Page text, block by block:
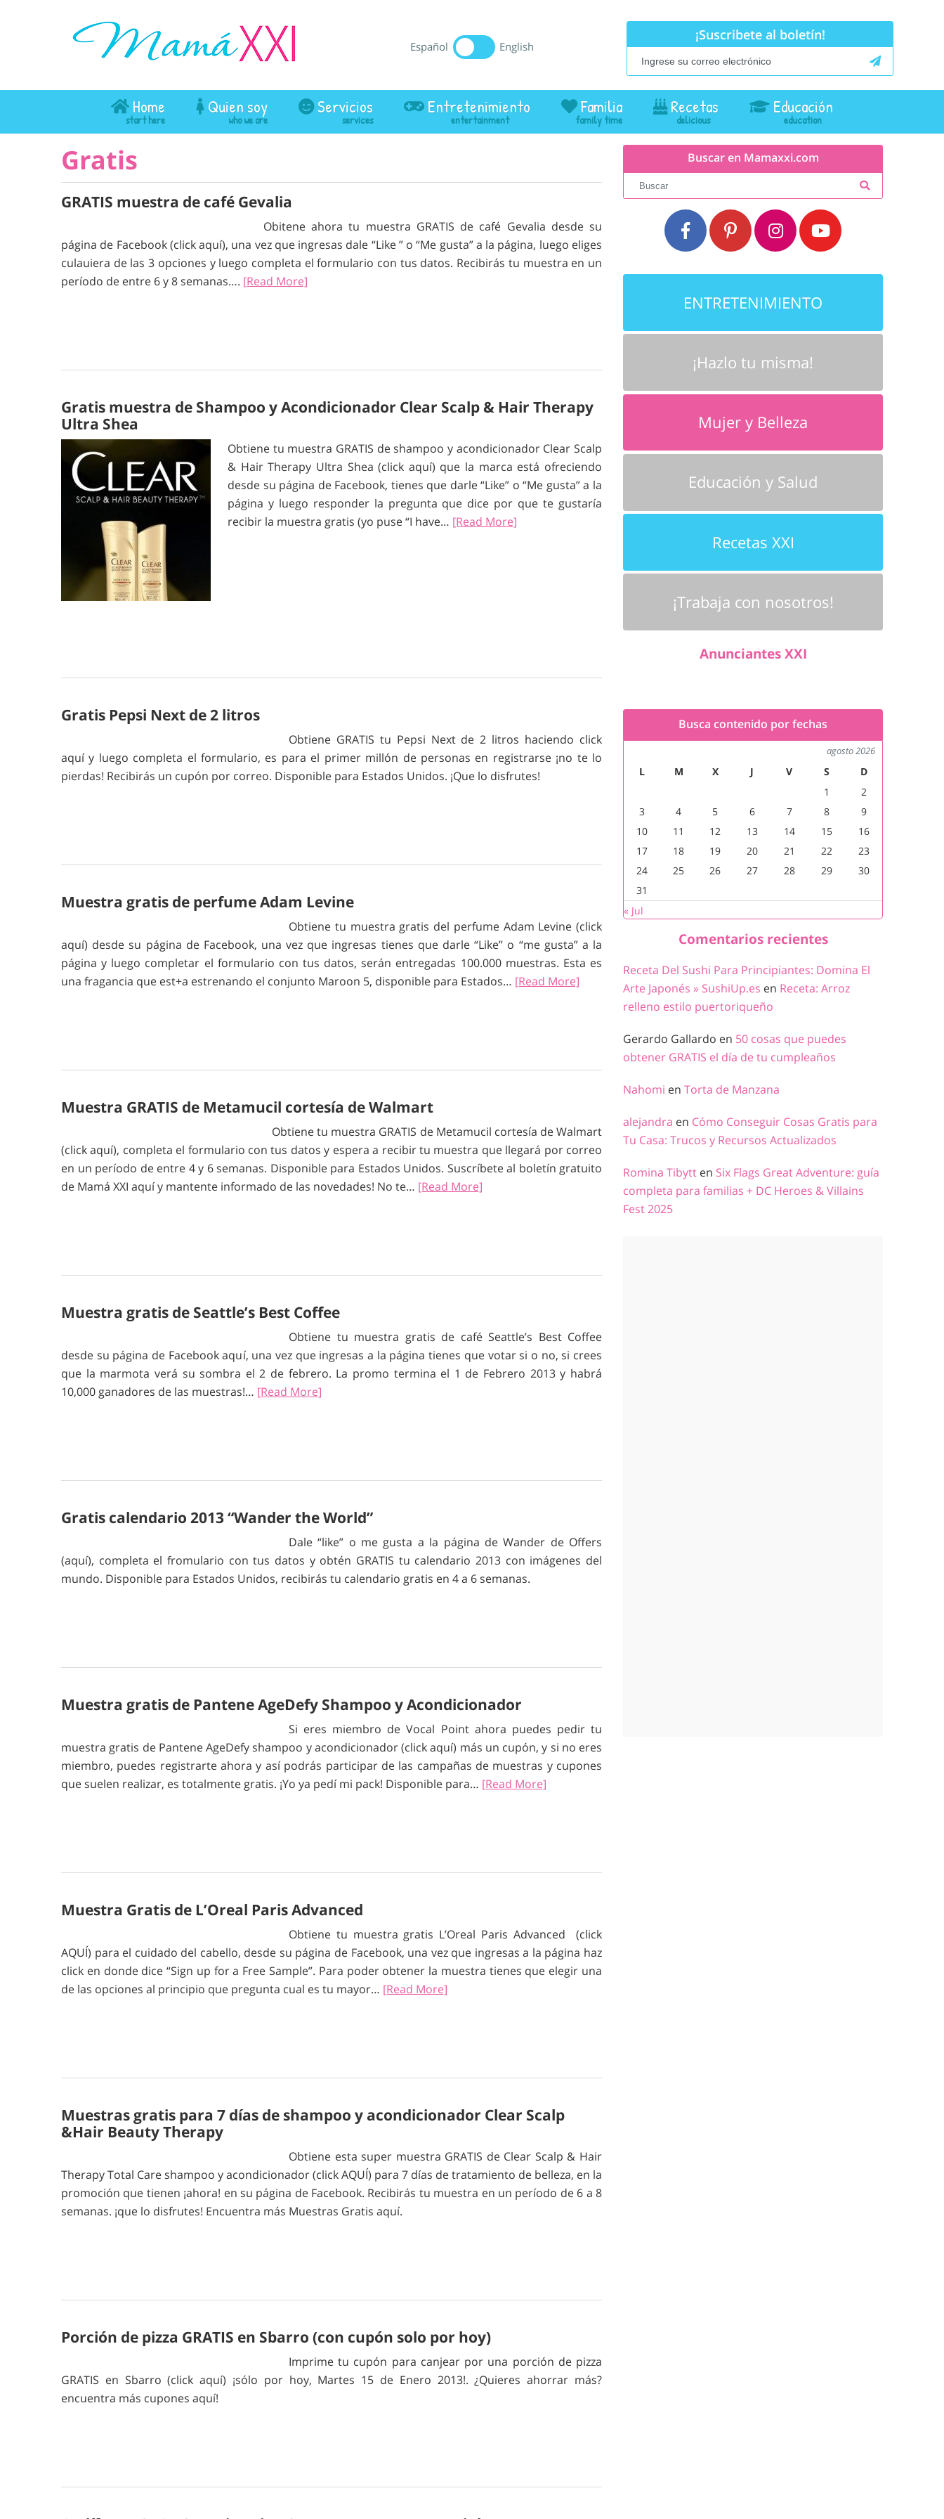
Español English
¡Suscribete al boletín!
Home Quien soy Servicios Entretenimiento Familia Recetas Educación
Gratis
GRATIS muestra de café Gevalia
Obitene ahora tu muestra GRATIS de café Gevalia desde su
página de Facebook (click aquí), una vez que ingresas dale “Like ” o “Me gusta” a la página, luego eliges
culauiera de las 3 opciones y luego completa el formulario con tus datos. Recibirás tu muestra en un
período de entre 6 y 8 semanas…. [Read More]
Gratis muestra de Shampoo y Acondicionador Clear Scalp & Hair Therapy
Ultra Shea
Obtiene tu muestra GRATIS de shampoo y acondicionador Clear Scalp
& Hair Therapy Ultra Shea (click aquí) que la marca está ofreciendo
desde su página de Facebook, tienes que darle “Like” o “Me gusta” a la
página y luego responder la pregunta que dice por que te gustaría
recibir la muestra gratis (yo puse “I have… [Read More]
Gratis Pepsi Next de 2 litros
Obtiene GRATIS tu Pepsi Next de 2 litros haciendo click
aquí y luego completa el formulario, es para el primer millón de personas en registrarse ¡no te lo
pierdas! Recibirás un cupón por correo. Disponible para Estados Unidos. ¡Que lo disfrutes!
Muestra gratis de perfume Adam Levine
Obtiene tu muestra gratis del perfume Adam Levine (click
aquí) desde su página de Facebook, una vez que ingresas tienes que darle “Like” o “me gusta” a la
página y luego completar el formulario con tus datos, serán entregadas 100.000 muestras. Esta es
una fragancia que est+a estrenando el conjunto Maroon 5, disponible para Estados… [Read More]
Muestra GRATIS de Metamucil cortesía de Walmart
Obtiene tu muestra GRATIS de Metamucil cortesía de Walmart
(click aquí), completa el formulario con tus datos y espera a recibir tu muestra que llegará por correo
en un período de entre 4 y 6 semanas. Disponible para Estados Unidos. Suscríbete al boletín gratuito
de Mamá XXI aquí y mantente informado de las novedades! No te… [Read More]
Muestra gratis de Seattle’s Best Coffee
Obtiene tu muestra gratis de café Seattle’s Best Coffee
desde su página de Facebook aquí, una vez que ingresas a la página tienes que votar si o no, si crees
que la marmota verá su sombra el 2 de febrero. La promo termina el 1 de Febrero 2013 y habrá
10,000 ganadores de las muestras!… [Read More]
Gratis calendario 2013 “Wander the World”
Dale “like” o me gusta a la página de Wander de Offers
(aquí), completa el fromulario con tus datos y obtén GRATIS tu calendario 2013 con imágenes del
mundo. Disponible para Estados Unidos, recibirás tu calendario gratis en 4 a 6 semanas.
Muestra gratis de Pantene AgeDefy Shampoo y Acondicionador
Si eres miembro de Vocal Point ahora puedes pedir tu
muestra gratis de Pantene AgeDefy shampoo y acondicionador (click aquí) más un cupón, y si no eres
miembro, puedes registrarte ahora y así podrás participar de las campañas de muestras y cupones
que suelen realizar, es totalmente gratis. ¡Yo ya pedí mi pack! Disponible para… [Read More]
Muestra Gratis de L’Oreal Paris Advanced
Obtiene tu muestra gratis L’Oreal Paris Advanced (click
AQUÍ) para el cuidado del cabello, desde su página de Facebook, una vez que ingresas a la página haz
click en donde dice “Sign up for a Free Sample”. Para poder obtener la muestra tienes que elegir una
de las opciones al principio que pregunta cual es tu mayor… [Read More]
Muestras gratis para 7 días de shampoo y acondicionador Clear Scalp
&Hair Beauty Therapy
Obtiene esta super muestra GRATIS de Clear Scalp & Hair
Therapy Total Care shampoo y acondicionador (click AQUÍ) para 7 días de tratamiento de belleza, en la
promoción que tienen ¡ahora! en su página de Facebook. Recibirás tu muestra en un período de 6 a 8
semanas. ¡que lo disfrutes! Encuentra más Muestras Gratis aquí.
Porción de pizza GRATIS en Sbarro (con cupón solo por hoy)
Imprime tu cupón para canjear por una porción de pizza
GRATIS en Sbarro (click aquí) ¡sólo por hoy, Martes 15 de Enero 2013!. ¿Quieres ahorrar más?
encuentra más cupones aquí!
Buscar en Mamaxxi.com
ENTRETENIMIENTO
¡Hazlo tu misma!
Mujer y Belleza
Educación y Salud
Recetas XXI
¡Trabaja con nosotros!
Anunciantes XXI
Busca contenido por fechas
agosto 2026
L M X J V S
D
1
2
3
4 5 6 7 8
9
10
11 12 13 14 15
16
17
18 19 20 21 22
23
24
25 26 27 28 29
30
31
« Jul
Comentarios recientes
Receta Del Sushi Para Principiantes: Domina El
Arte Japonés » SushiUp.es en Receta: Arroz
relleno estilo puertoriqueño
Gerardo Gallardo en 50 cosas que puedes
obtener GRATIS el día de tu cumpleaños
Nahomi en Torta de Manzana
alejandra en Cómo Conseguir Cosas Gratis para
Tu Casa: Trucos y Recursos Actualizados
Romina Tibytt en Six Flags Great Adventure: guía
completa para familias + DC Heroes & Villains
Fest 2025